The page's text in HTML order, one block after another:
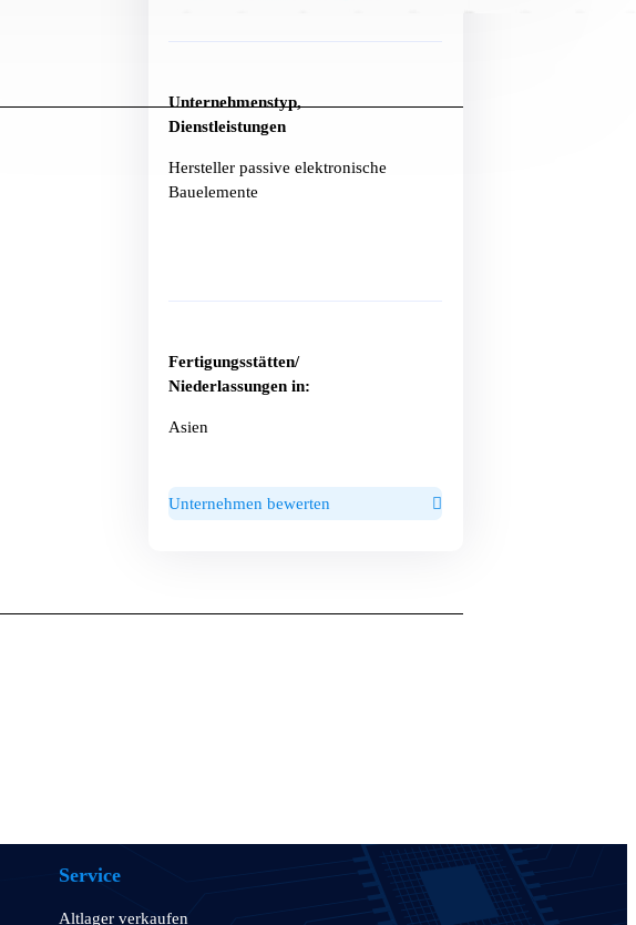
Unternehmenstyp,
Dienstleistungen
Hersteller passive elektronische
Bauelemente
Fertigungsstätten/
Niederlassungen in:
Asien
Unternehmen bewerten
Service
Altlager verkaufen